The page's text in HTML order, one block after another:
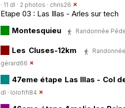
· 11 dl · 2 photos · chris26
Etape 03 : Las Illas - Arles sur tech
Montesquieu
Randonnée
Les Cluses-12km
gérard66
47eme étape Las Illas - Col
dl · lolofifi84